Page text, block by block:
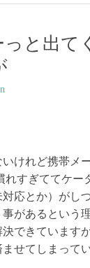
と出て
けれど携帯メ
すぎててケー
応とか）がし
があるという
できています
せてしまって